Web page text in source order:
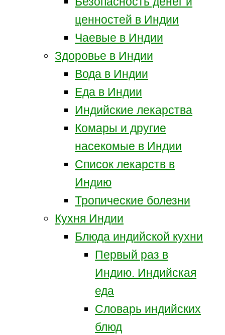
ценностей в Индии
Чаевые в Индии
Здоровье в Индии
Вода в Индии
Еда в Индии
Индийские лекарства
Комары и другие
насекомые в Индии
Список лекарств в
Индию
Тропические болезни
Кухня Индии
Блюда индийской кухни
Первый раз в
Индию. Индийская
еда
Словарь индийских
блюд